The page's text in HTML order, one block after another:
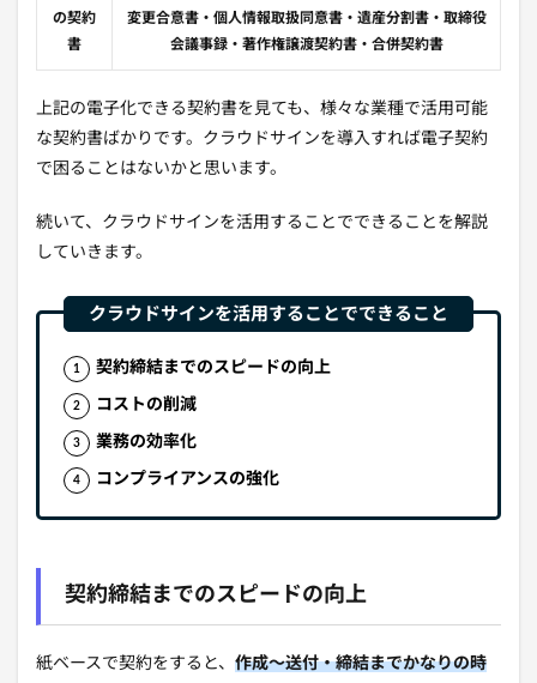
の契約
書
変更合意書・個人情報取扱同意書・遺産分割書・取締役
会議事録・著作権譲渡契約書・合併契約書
上記の電子化できる契約書を見ても、様々な業種で活用可能
な契約書ばかりです。クラウドサインを導入すれば電子契約
で困ることはないかと思います。
続いて、クラウドサインを活用することでできることを解説
していきます。
契約締結までのスピードの向上
コストの削減
業務の効率化
コンプライアンスの強化
契約締結までのスピードの向上
紙ベースで契約をすると、 作成～送付・締結までかなりの時